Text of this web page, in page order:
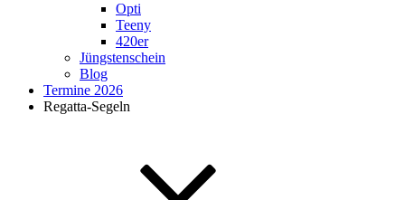
Opti
Teeny
420er
Jüngstenschein
Blog
Termine 2026
Regatta-Segeln